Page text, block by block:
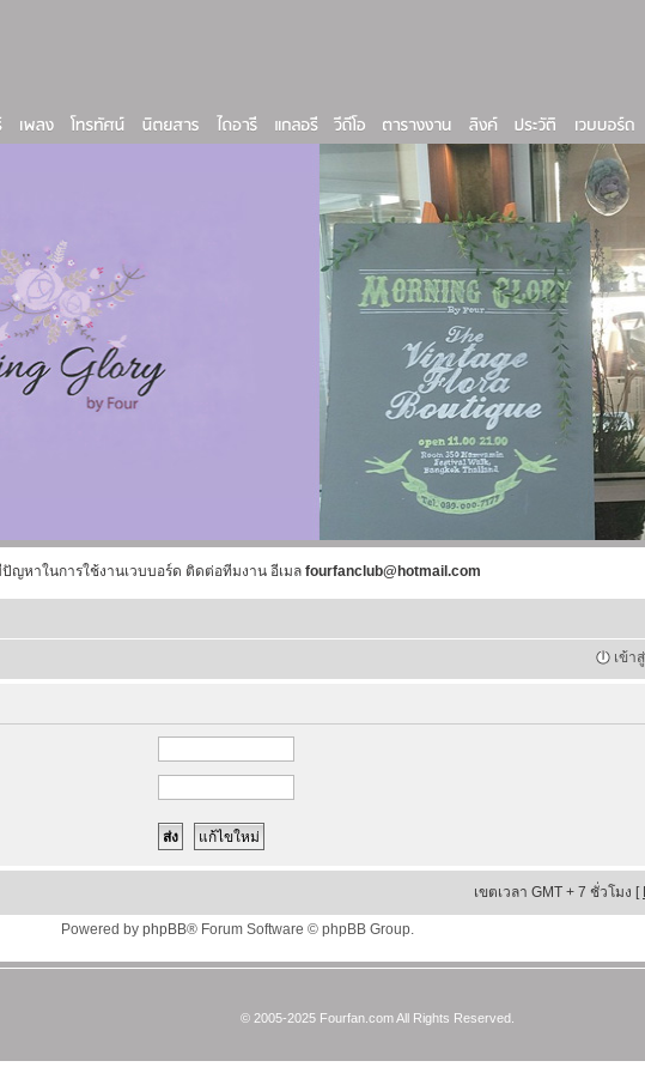
ญหาในการใช้งานเวบบอร์ด ติดต่อทีมงาน อีเมล fourfanclub@hotmail.com
เข้า
เขตเวลา GMT + 7 ชั่วโมง [
Powered by phpBB® Forum Software © phpBB Group.
© 2005-2025 Fourfan.com All Rights Reserved.